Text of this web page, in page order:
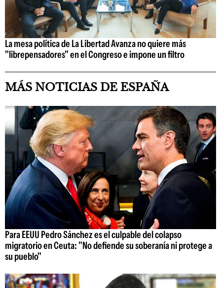
La mesa política de La Libertad Avanza no quiere más
"librepensadores" en el Congreso e impone un filtro
MÁS NOTICIAS DE ESPAÑA
Para EEUU Pedro Sánchez es el culpable del colapso
migratorio en Ceuta: "No defiende su soberanía ni protege a
su pueblo"